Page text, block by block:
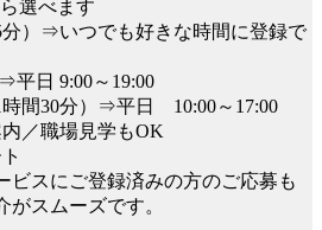
選べます
分）⇒いつでも好きな時間に登録で
平日 9:00～19:00
時間30分）⇒平日 10:00～17:00
内／職場見学もOK
ビスにご登録済みの方のご応募も
がスムーズです。